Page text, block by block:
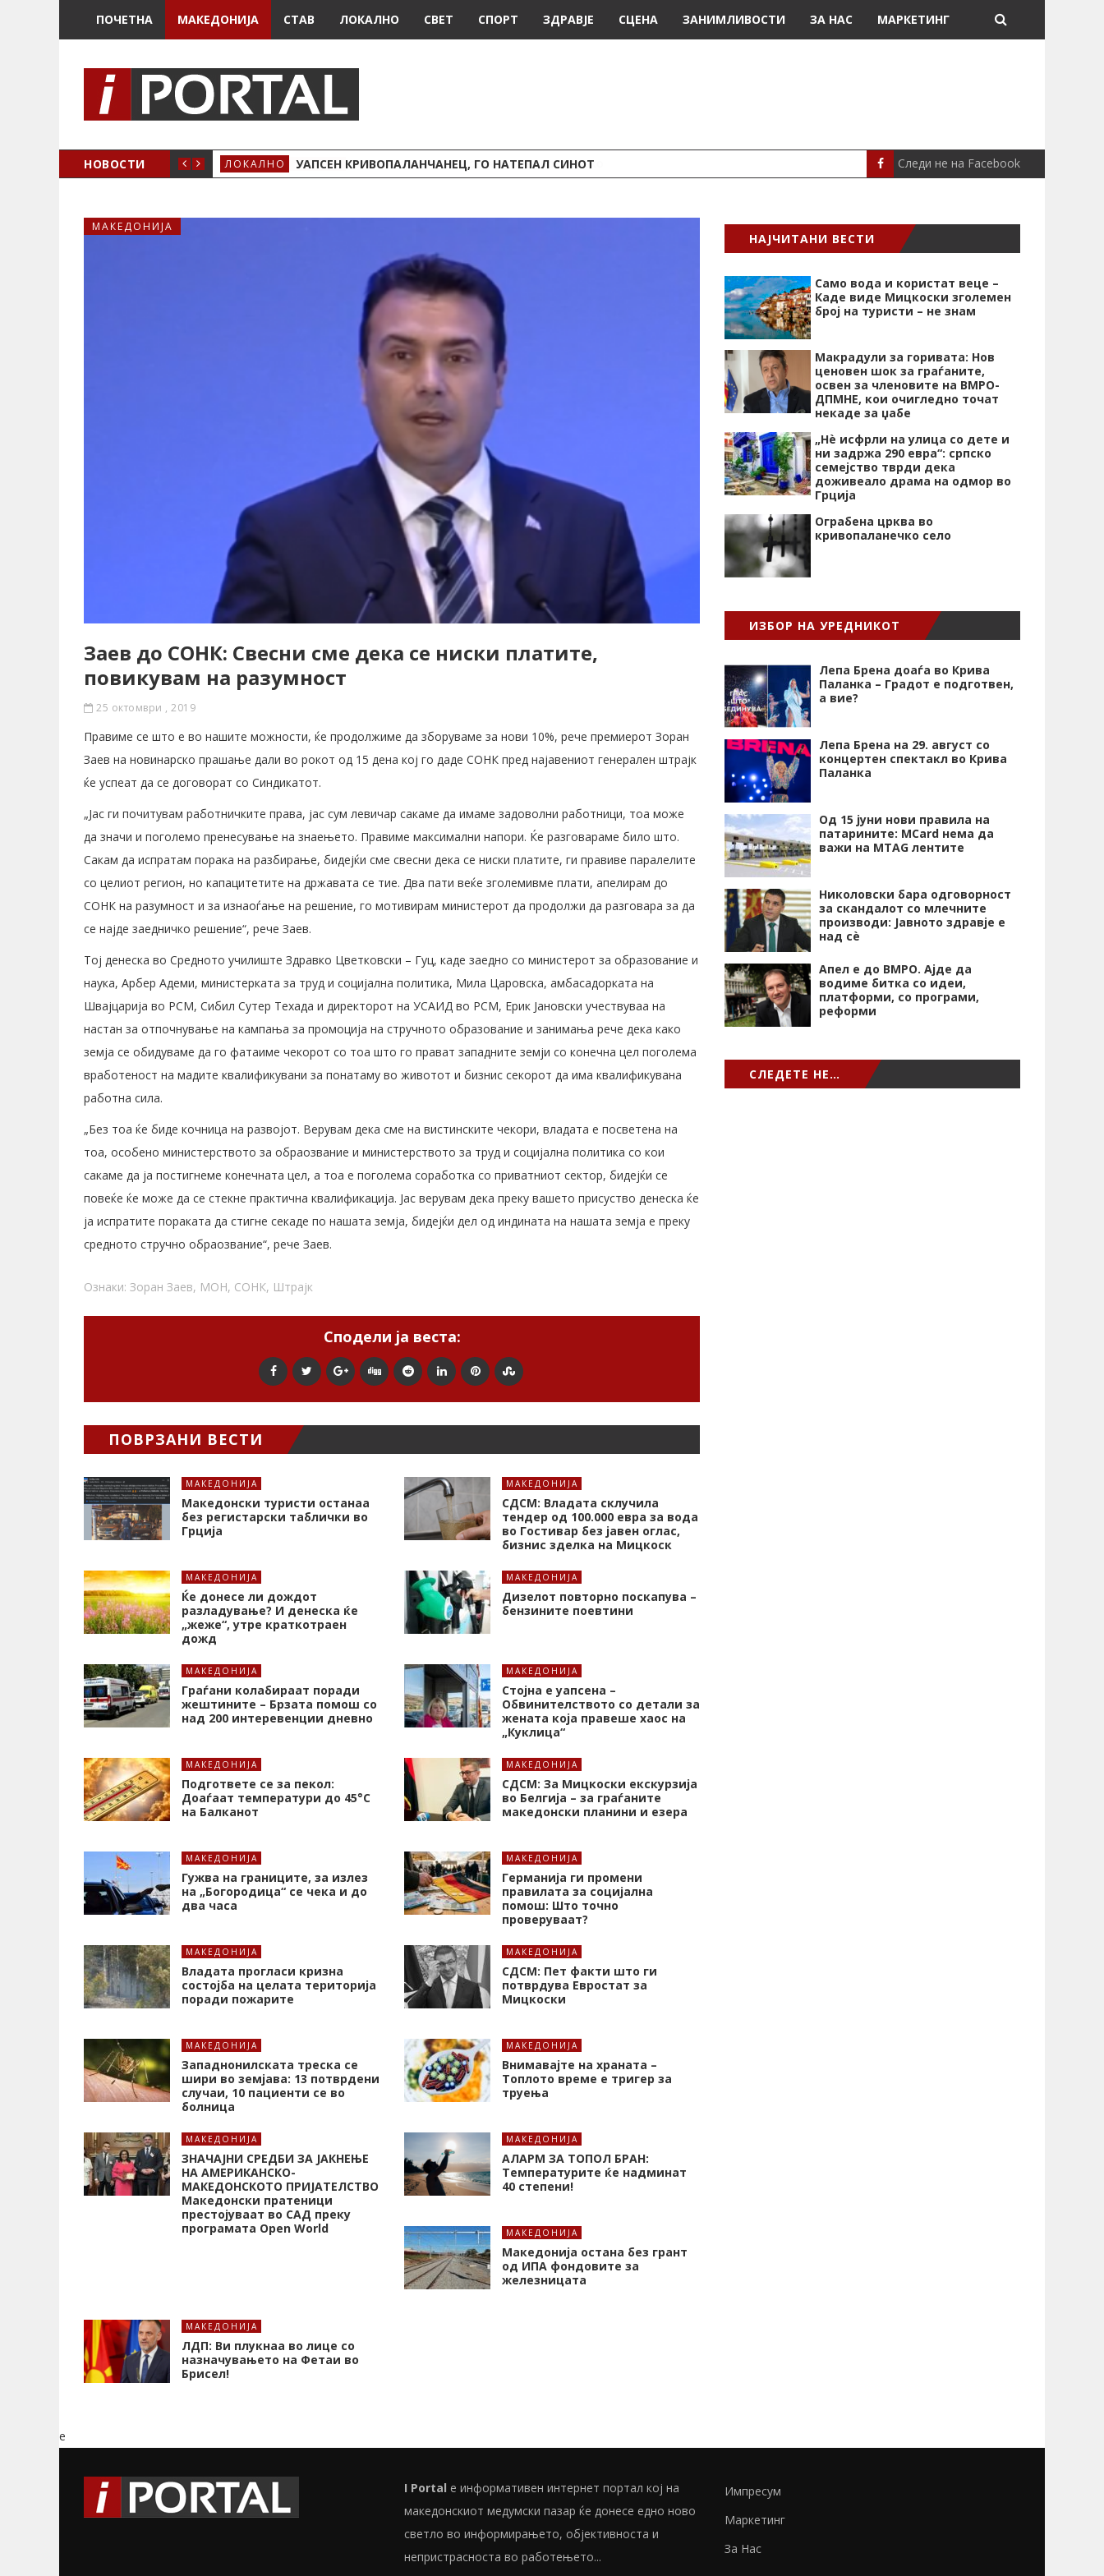
ПОЧЕТНА МАКЕДОНИЈА СТАВ ЛОКАЛНО СВЕТ СПОРТ ЗДРАВЈЕ СЦЕНА ЗАНИМЛИВОСТИ ЗА НАС МАРКЕТИНГ
НОВОСТИ ЛОКАЛНО УАПСЕН КРИВОПАЛАНЧАНЕЦ, ГО НАТЕПАЛ СИНОТ СПОРТ МЕСИ ДОНИРАШЕ
Следи не на Facebook
МАКЕДОНИЈА
Заев до СОНК: Свесни сме дека се ниски платите,
повикувам на разумност
25 октомври , 2019
Правиме се што е во нашите можности, ќе продолжиме да зборуваме за нови 10%, рече премиерот Зоран
Заев на новинарско прашање дали во рокот од 15 дена кој го даде СОНК пред најавениот генерален штрајк
ќе успеат да се договорат со Синдикатот.
„Јас ги почитувам работничките права, јас сум левичар сакаме да имаме задоволни работници, тоа може
да значи и поголемо пренесување на знаењето. Правиме максимални напори. Ќе разговараме било што.
Сакам да испратам порака на разбирање, бидејќи сме свесни дека се ниски платите, ги правиве паралелите
со целиот регион, но капацитетите на државата се тие. Два пати веќе зголемивме плати, апелирам до
СОНК на разумност и за изнаоѓање на решение, го мотивирам министерот да продолжи да разговара за да
се најде заедничко решение“, рече Заев.
Тој денеска во Средното училиште Здравко Цветковски – Гуц, каде заедно со министерот за образование и
наука, Арбер Адеми, министерката за труд и социјална политика, Мила Царовска, амбасадорката на
Швајцарија во РСМ, Сибил Сутер Техада и директорот на УСАИД во РСМ, Ерик Јановски учествуваа на
настан за отпочнување на кампања за промоција на стручното образование и занимања рече дека како
земја се обидуваме да го фатаиме чекорот со тоа што го прават западните земји со конечна цел поголема
вработеност на мадите квалификувани за понатаму во животот и бизнис секорот да има квалификувана
работна сила.
„Без тоа ќе биде кочница на развојот. Верувам дека сме на вистинските чекори, владата е посветена на
тоа, особено министерството за обраозвание и министерството за труд и социјална политика со кои
сакаме да ја постигнеме конечната цел, а тоа е поголема соработка со приватниот сектор, бидејќи се
повеќе ќе може да се стекне практична квалификација. Јас верувам дека преку вашето присуство денеска ќе
ја испратите пораката да стигне секаде по нашата земја, бидејќи дел од индината на нашата земја е преку
средното стручно обраозвание“, рече Заев.
Ознаки: Зоран Заев, МОН, СОНК, Штрајк
Сподели ја веста:
ПОВРЗАНИ ВЕСТИ
МАКЕДОНИЈА
Македонски туристи останаа
без регистарски таблички во
Грција
МАКЕДОНИЈА
СДСМ: Владата склучила
тендер од 100.000 евра за вода
во Гостивар без јавен оглас,
бизнис зделка на Мицкоск
МАКЕДОНИЈА
Ќе донесе ли дождот
разладување? И денеска ќе
„жеже“, утре краткотраен
дожд
МАКЕДОНИЈА
Дизелот повторно поскапува –
бензините поевтини
МАКЕДОНИЈА
Граѓани колабираат поради
жештините – Брзата помош со
над 200 интеревенции дневно
МАКЕДОНИЈА
Стојна е уапсена –
Обвинителството со детали за
жената која правеше хаос на
„Куклица“
МАКЕДОНИЈА
Подгответе се за пекол:
Доаѓаат температури до 45°C
на Балканот
МАКЕДОНИЈА
СДСМ: За Мицкоски екскурзија
во Белгија – за граѓаните
македонски планини и езера
МАКЕДОНИЈА
Гужва на границите, за излез
на „Богородица“ се чека и до
два часа
МАКЕДОНИЈА
Германија ги промени
правилата за социјална
помош: Што точно
проверуваат?
МАКЕДОНИЈА
Владата прогласи кризна
состојба на целата територија
поради пожарите
МАКЕДОНИЈА
СДСМ: Пет факти што ги
потврдува Евростат за
Мицкоски
МАКЕДОНИЈА
Западнонилската треска се
шири во земјава: 13 потврдени
случаи, 10 пациенти се во
болница
МАКЕДОНИЈА
Внимавајте на храната –
Топлото време е тригер за
труења
МАКЕДОНИЈА
ЗНАЧАЈНИ СРЕДБИ ЗА ЈАКНЕЊЕ
НА АМЕРИКАНСКО-
МАКЕДОНСКОТО ПРИЈАТЕЛСТВО
Македонски пратеници
престојуваат во САД преку
програмата Open World
МАКЕДОНИЈА
АЛАРМ ЗА ТОПОЛ БРАН:
Tемпературите ќе надминат
40 степени!
МАКЕДОНИЈА
Македонија остана без грант
од ИПА фондовите за
железницата
МАКЕДОНИЈА
ЛДП: Ви плукнаа во лице со
назначувањето на Фетаи во
Брисел!
НАЈЧИТАНИ ВЕСТИ
Само вода и користат веце –
Каде виде Мицкоски зголемен
број на туристи – не знам
Макрадули за горивата: Нов
ценовен шок за граѓаните,
освен за членовите на ВМРО-
ДПМНЕ, кои очигледно точат
некаде за џабе
„Нѐ исфрли на улица со дете и
ни задржа 290 евра“: српско
семејство тврди дека
доживеало драма на одмор во
Грција
Ограбена црква во
кривопаланечко село
ИЗБОР НА УРЕДНИКОТ
Лепа Брена доаѓа во Крива
Паланка – Градот е подготвен,
а вие?
Лепа Брена на 29. август со
концертен спектакл во Крива
Паланка
Од 15 јуни нови правила на
патарините: MCard нема да
важи на MTAG лентите
Николовски бара одговорност
за скандалот со млечните
производи: Јавното здравје е
над сѐ
Апел е до ВМРО. Ајде да
водиме битка со идеи,
платформи, со програми,
реформи
СЛЕДЕТЕ НЕ…
e
I Portal е информативен интернет портал кој на
македонскиот медумски пазар ќе донесе едно ново
светло во информирањето, објективноста и
непристрасноста во работењето...
Импресум
Маркетинг
За Нас